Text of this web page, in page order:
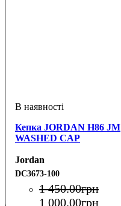
Кепка JORDAN H86 JM
WASHED CAP
Jordan
DC3673-100
1 450.00грн
1 000.00грн